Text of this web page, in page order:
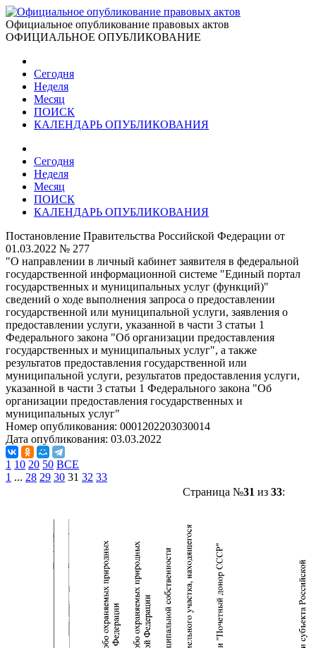
Официальное опубликование правовых актов
ОФИЦИАЛЬНОЕ ОПУБЛИКОВАНИЕ
Сегодня
Неделя
Месяц
ПОИСК
КАЛЕНДАРЬ ОПУБЛИКОВАНИЯ
Сегодня
Неделя
Месяц
ПОИСК
КАЛЕНДАРЬ ОПУБЛИКОВАНИЯ
Постановление Правительства Российской Федерации от
01.03.2022 № 277
"О направлении в личный кабинет заявителя в федеральной
государственной информационной системе "Единый портал
государственных и муниципальных услуг (функций)"
сведений о ходе выполнения запроса о предоставлении
государственной или муниципальной услуги, заявления о
предоставлении услуги, указанной в части 3 статьи 1
Федерального закона "Об организации предоставления
государственных и муниципальных услуг", а также
результатов предоставления государственной или
муниципальной услуги, результатов предоставления услуги,
указанной в части 3 статьи 1 Федерального закона "Об
организации предоставления государственных и
муниципальных услуг"
Номер опубликования: 0001202203030014
Дата опубликования: 03.03.2022
1 10 20 50 ВСЕ
1 ... 28 29 30 31 32 33
Страница №31 из 33: